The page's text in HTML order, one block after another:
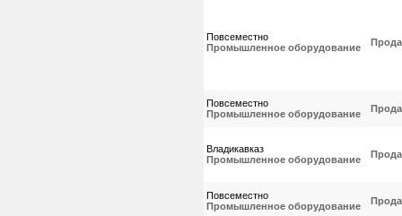
Повсеместно
Промышленное оборудование
Повсеместно
Промышленное оборудование
Владикавказ
Промышленное оборудование
Повсеместно
Промышленное оборудование